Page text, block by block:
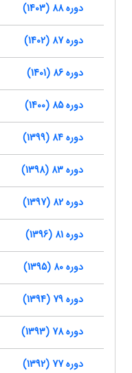
دوره 88 (1403)
دوره 87 (1402)
دوره 86 (1401)
دوره 85 (1400)
دوره 84 (1399)
دوره 83 (1398)
دوره 82 (1397)
دوره 81 (1396)
دوره 80 (1395)
دوره 79 (1394)
دوره 78 (1393)
دوره 77 (1392)